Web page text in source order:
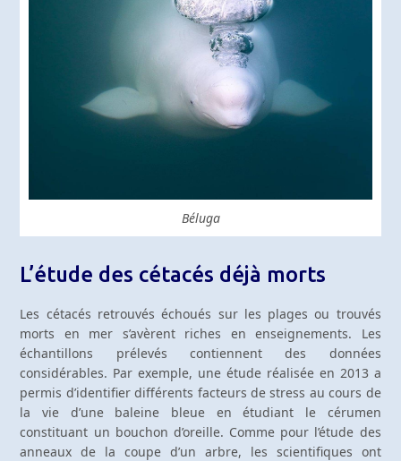
Béluga
L’étude des cétacés déjà morts
Les cétacés retrouvés échoués sur les plages ou trouvés
morts en mer s’avèrent riches en enseignements. Les
échantillons prélevés contiennent des données
considérables. Par exemple, une étude réalisée en 2013 a
permis d’identifier différents facteurs de stress au cours de
la vie d’une baleine bleue en étudiant le cérumen
constituant un bouchon d’oreille. Comme pour l’étude des
anneaux de la coupe d’un arbre, les scientifiques ont